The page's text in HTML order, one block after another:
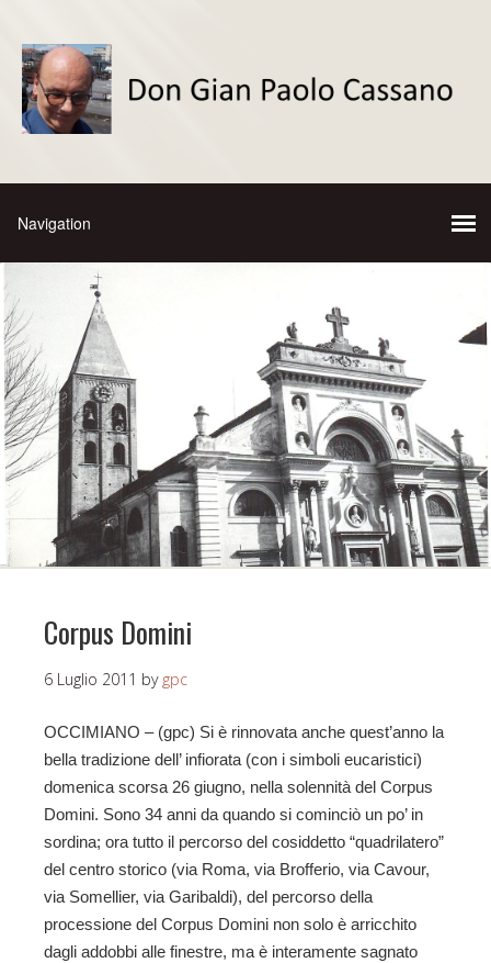
Corpus Domini
6 Luglio 2011 by gpc
OCCIMIANO – (gpc) Si è rinnovata anche quest’anno la
bella tradizione dell’ infiorata (con i simboli eucaristici)
domenica scorsa 26 giugno, nella solennità del Corpus
Domini. Sono 34 anni da quando si cominciò un po’ in
sordina; ora tutto il percorso del cosiddetto “quadrilatero”
del centro storico (via Roma, via Brofferio, via Cavour,
via Somellier, via Garibaldi), del percorso della
processione del Corpus Domini non solo è arricchito
dagli addobbi alle finestre, ma è interamente sagnato